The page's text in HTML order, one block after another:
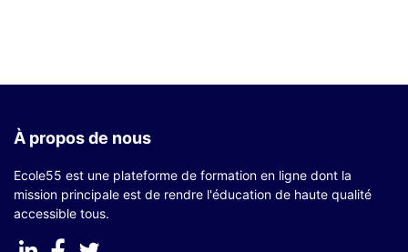
À propos de nous
Ecole55 est une plateforme de formation en ligne dont la
mission principale est de rendre l'éducation de haute qualité
accessible tous.